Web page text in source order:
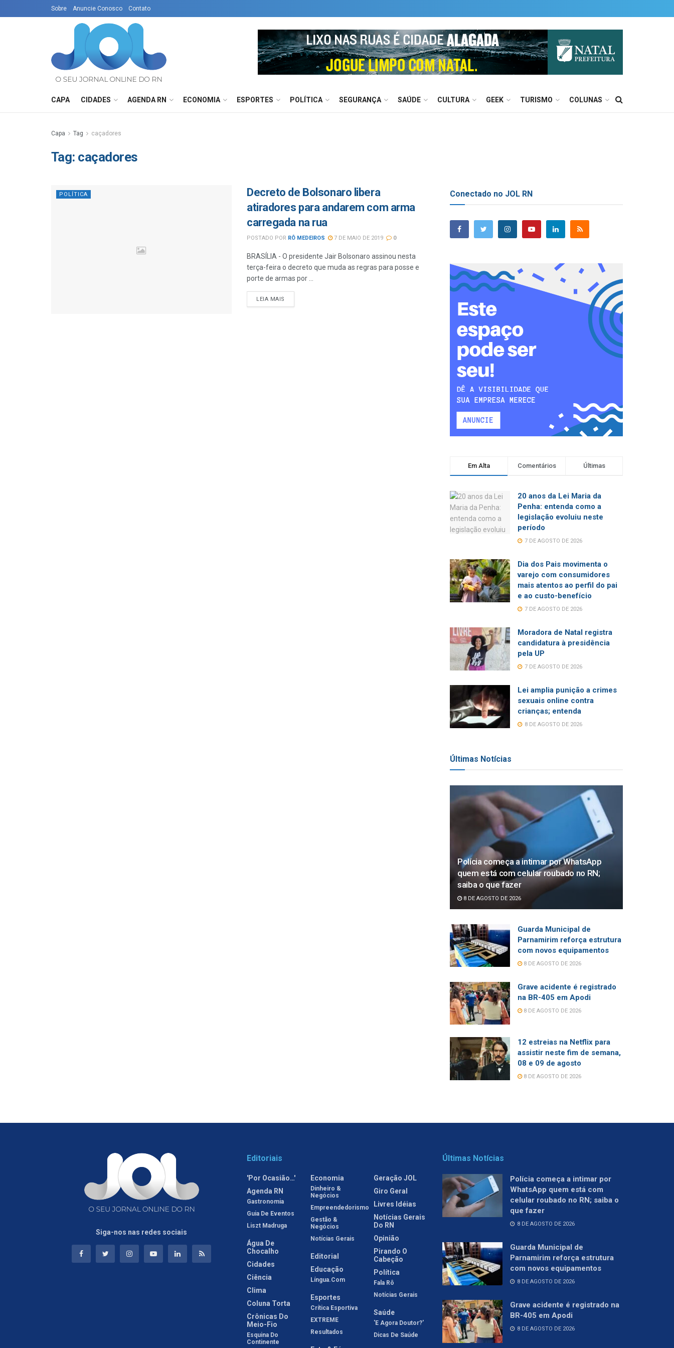
Sobre Anuncie Conosco Contato
CAPA CIDADES AGENDA RN ECONOMIA ESPORTES POLÍTICA SEGURANÇA SAÚDE CULTURA GEEK TURISMO COLUNAS
Capa Tag caçadores
Tag: caçadores
POLÍTICA
Decreto de Bolsonaro libera
atiradores para andarem com arma
carregada na rua
POSTADO POR RÔ MEDEIROS 7 DE MAIO DE 2019 0
BRASÍLIA - O presidente Jair Bolsonaro assinou nesta
terça-feira o decreto que muda as regras para posse e
porte de armas por ...
LEIA MAIS
Conectado no JOL RN
Em Alta Comentários Últimas
20 anos da Lei Maria da
Penha: entenda como a
legislação evoluiu neste
período
7 DE AGOSTO DE 2026
Dia dos Pais movimenta o
varejo com consumidores
mais atentos ao perfil do pai
e ao custo-benefício
7 DE AGOSTO DE 2026
Moradora de Natal registra
candidatura à presidência
pela UP
7 DE AGOSTO DE 2026
Lei amplia punição a crimes
sexuais online contra
crianças; entenda
8 DE AGOSTO DE 2026
Últimas Notícias
Polícia começa a intimar por WhatsApp
quem está com celular roubado no RN;
saiba o que fazer
8 DE AGOSTO DE 2026
Guarda Municipal de
Parnamirim reforça estrutura
com novos equipamentos
8 DE AGOSTO DE 2026
Grave acidente é registrado
na BR-405 em Apodi
8 DE AGOSTO DE 2026
12 estreias na Netflix para
assistir neste fim de semana,
08 e 09 de agosto
8 DE AGOSTO DE 2026
Siga-nos nas redes sociais
Editoriais
'Por Ocasião…'
Agenda RN
Gastronomia
Guia De Eventos
Liszt Madruga
Água De
Chocalho
Cidades
Ciência
Clima
Coluna Torta
Crônicas Do
Meio-Fio
Esquina Do
Continente
Economia
Dinheiro &
Negócios
Empreendedorismo
Gestão &
Negócios
Notícias Gerais
Editorial
Educação
Língua.com
Esportes
Crítica Esportiva
EXTREME
Resultados
Geração JOL
Giro Geral
Livres Idéias
Notícias Gerais
Do RN
Opinião
Pirando O
Cabeção
Política
Fala Rô
Notícias Gerais
Saúde
'E Agora Doutor?'
Dicas De Saúde
Últimas Notícias
Polícia começa a intimar por
WhatsApp quem está com
celular roubado no RN; saiba o
que fazer
8 DE AGOSTO DE 2026
Guarda Municipal de
Parnamirim reforça estrutura
com novos equipamentos
8 DE AGOSTO DE 2026
Grave acidente é registrado na
BR-405 em Apodi
8 DE AGOSTO DE 2026